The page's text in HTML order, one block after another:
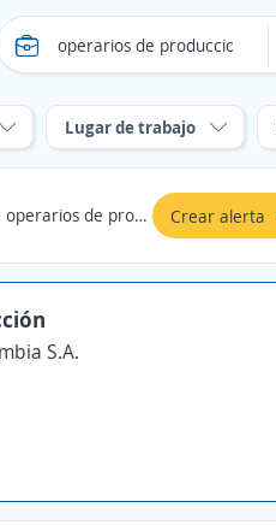
Lugar de trabajo
produccion en Risaralda Crear alerta
S.A.